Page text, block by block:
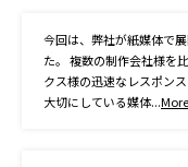
今回は、弊社が紙媒体で
た。 複数の制作会社様を
クス様の迅速なレスポン
大切にしている媒体...More